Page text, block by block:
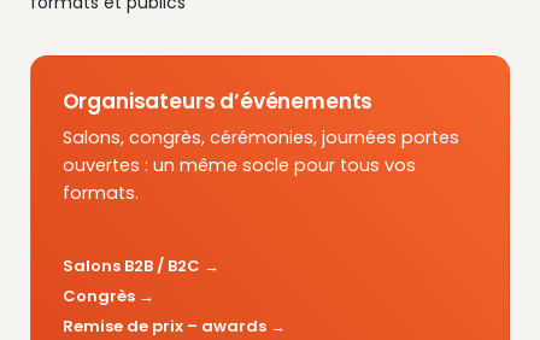
Organisateurs d’événements
Salons, congrès, cérémonies, journées portes
ouvertes : un même socle pour tous vos
formats.
Salons B2B / B2C
Congrès
Remise de prix – awards